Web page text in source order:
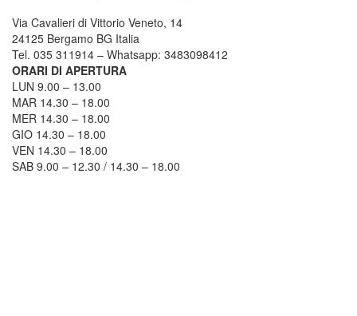
Via Cavalieri di Vittorio Veneto, 14
24125 Bergamo BG Italia
Tel. 035 311914 – Whatsapp: 3483098412
ORARI DI APERTURA
LUN 9.00 – 13.00
MAR 14.30 – 18.00
MER 14.30 – 18.00
GIO 14.30 – 18.00
VEN 14.30 – 18.00
SAB 9.00 – 12.30 / 14.30 – 18.00